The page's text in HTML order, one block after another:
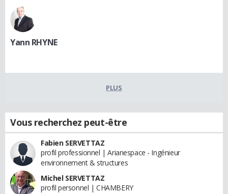
Yann RHYNE
PLUS
Vous recherchez peut-être
Fabien SERVETTAZ
profil professionnel | Arianespace - Ingénieur
environnement & structures
Michel SERVETTAZ
profil personnel | CHAMBERY